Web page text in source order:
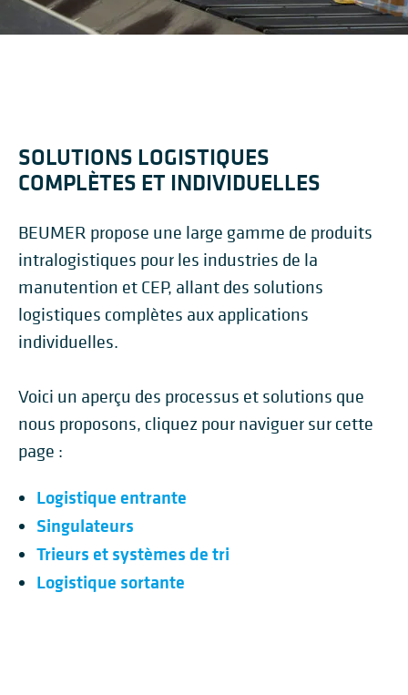
SOLUTIONS LOGISTIQUES
COMPLÈTES ET INDIVIDUELLES
BEUMER propose une large gamme de produits
intralogistiques pour les industries de la
manutention et CEP, allant des solutions
logistiques complètes aux applications
individuelles.
Voici un aperçu des processus et solutions que
nous proposons, cliquez pour naviguer sur cette
page :
Logistique entrante
Singulateurs
Trieurs et systèmes de tri
Logistique sortante